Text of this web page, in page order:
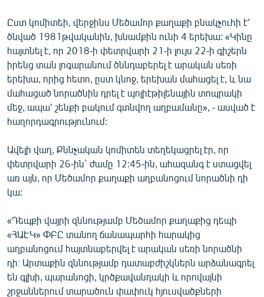
Հայերեն
English
Русский
ՀԵՏԵՎԵՔ ՄԵԶ
«Ազատության» բոլոր կայքերը
Ըստ կոմիտեի, վերջինս Մեծամոր քաղաքի բնակչուհի է՝
ծնված 1981թվականին, խնամքին ունի 4 երեխա: «Կինը
հայտնել է, որ 2018-ի փետրվարի 21-ի լույս 22-ի գիշերն
իրենց տան լոգարանում ծննդաբերել է արական սեռի
երեխա, որից հետո, ըստ կնոջ, երեխան մահացել է, և նա
մահացած նորածնին դրել է պոլիէթիլենային տոպրակի
մեջ, ապա՝ շենքի բակում գտնվող աղբամանը», - ասված է
հաղորդագրությունում:
Ավելի վաղ, Քննչական կոմիտեն տեղեկացրել էր, որ
փետրվարի 26-ին` ժամը 12:45-ին, ահազանգ է ստացվել
առ այն, որ Մեծամոր քաղաքի աղբանոցում նորածնի դի
կա:
«Դեպքի վայրի զննությամբ Մեծամոր քաղաքից դեպի
«ՀԱԷԿ» ՓԲԸ տանող ճանապարհի հարակից
աղբանոցում հայտնաբերվել է արական սեռի նորածնի
դի։ Արտաքին զննությամբ դատաբժիշկներն արձանագրել
են գլխի, պարանոցի, կրծքավանդակի և որովայնի
շրջաններում տարածուն փափուկ հյուսվածքների